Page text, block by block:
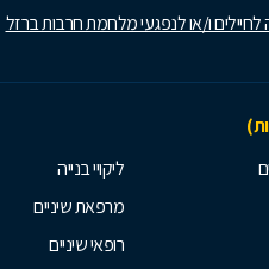
ו/או לנפגעי מלחמת חרבות ברזל
ליקויי בנייה
מרפאת שיניים
רופאי שיניים